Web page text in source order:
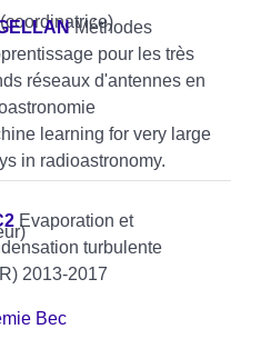
Méthodes
pour les très
réseaux d'antennes en
learning for very large
in radioastronomy.
Evaporation et
turbulente
2013-2017
Bec